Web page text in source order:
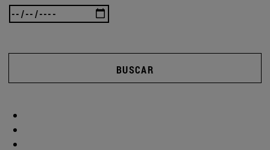
BUSCAR